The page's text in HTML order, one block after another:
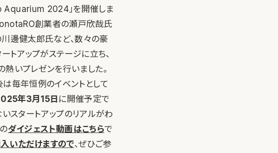
Aquarium 2024」を開催しま
創業者の瀬戸欣哉氏
川邊健太郎氏など、数々の豪
トアップがステージに立ち、
いプレゼンを行いました。
毎年恒例のイベントとして
年3月15日に開催予定で
スタートアップのリアルがわ
ダイジェスト動画はこちらで
いただけますので、ぜひご参